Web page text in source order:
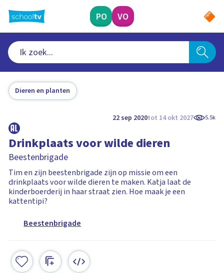
naar
hoofdinhoud
PO VO
Dieren en planten
22 sep 2020tot 14 okt 2027 5.5k
Drinkplaats voor wilde dieren
Beestenbrigade
Tim en zijn beestenbrigade zijn op missie om een
drinkplaats voor wilde dieren te maken. Katja laat de
kinderboerderij in haar straat zien. Hoe maak je een
kattentipi?
Beestenbrigade